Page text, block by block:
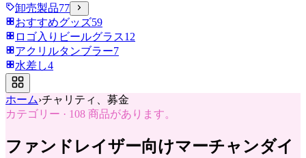
卸売製品77
おすすめグッズ59
ロゴ入りビールグラス12
アクリルタンブラー7
水差し4
ホーム›チャリティ、募金
カテゴリー · 108 商品があります。
ファンドレイザー向けマーチャンダイ